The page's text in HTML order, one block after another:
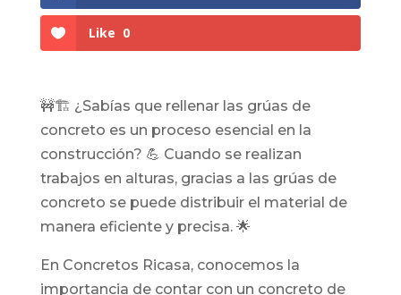
Like 0
🚧🏗️ ¿Sabías que rellenar las grúas de
concreto es un proceso esencial en la
construcción? 💪 Cuando se realizan
trabajos en alturas, gracias a las grúas de
concreto se puede distribuir el material de
manera eficiente y precisa. 🌟
En Concretos Ricasa, conocemos la
importancia de contar con un concreto de